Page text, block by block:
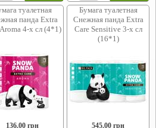
туалетная
панда Extra
4-х сл (4*1)
136.00 грн
Бумага туалетная
Снежная панда Extra
Care Sensitive 3-х сл
(16*1)
545.00 грн